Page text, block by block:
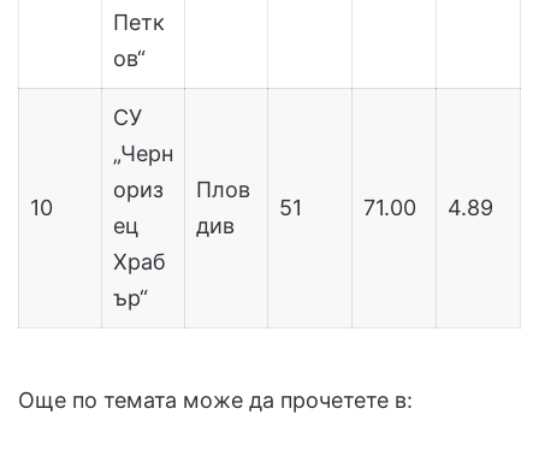
Петк
ов“
10
СУ
„Черн
ориз
ец
Храб
ър“
Плов
див
51 71.00 4.89
Още по темата може да прочетете в: